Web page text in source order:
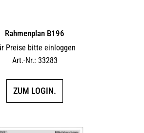
Rahmenplan B196
Preise bitte einloggen
Art.-Nr.: 33283
ZUM LOGIN.